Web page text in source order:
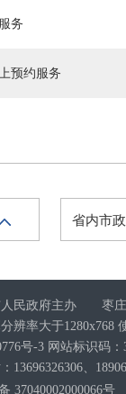
务
预约服务
省内市
人民政府主办 枣庄
辨率大于1280x768
号-3 网站标识码：
13696326306、
37040002000066号